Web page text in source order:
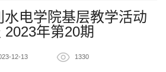
水电学院基层教学活动
2023年第20期
12-13 1330